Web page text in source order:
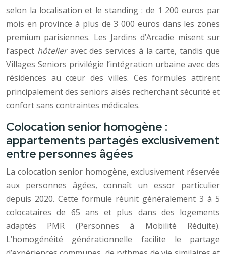
selon la localisation et le standing : de 1 200 euros par
mois en province à plus de 3 000 euros dans les zones
premium parisiennes. Les Jardins d’Arcadie misent sur
l’aspect hôtelieravec des services à la carte, tandis que
Villages Seniors privilégie l’intégration urbaine avec des
résidences au cœur des villes. Ces formules attirent
principalement des seniors aisés recherchant sécurité et
confort sans contraintes médicales.
Colocation senior homogène :
appartements partagés exclusivement
entre personnes âgées
La colocation senior homogène, exclusivement réservée
aux personnes âgées, connaît un essor particulier
depuis 2020. Cette formule réunit généralement 3 à 5
colocataires de 65 ans et plus dans des logements
adaptés PMR (Personnes à Mobilité Réduite).
L’homogénéité générationnelle facilite le partage